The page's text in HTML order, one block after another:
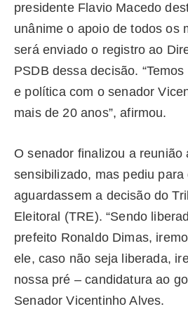
presidente Flavio Macedo
unânime o apoio de todos os
será enviado o registro ao
PSDB dessa decisão.
e política com o senador
mais de 20 anos”, afirmou.
O senador finalizou a reunião
sensibilizado, mas pediu para
aguardassem a decisão do
Eleitoral (TRE). “Sendo
prefeito Ronaldo Dimas,
ele, caso não seja liberada,
nossa pré – candidatura ao
Senador Vicentinho Alves.